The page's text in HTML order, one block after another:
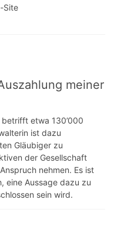
Site
meiner
betrifft etwa 130’000
ist dazu
Gläubiger zu
der Gesellschaft
nehmen. Es ist
eine Aussage dazu zu
sein wird.